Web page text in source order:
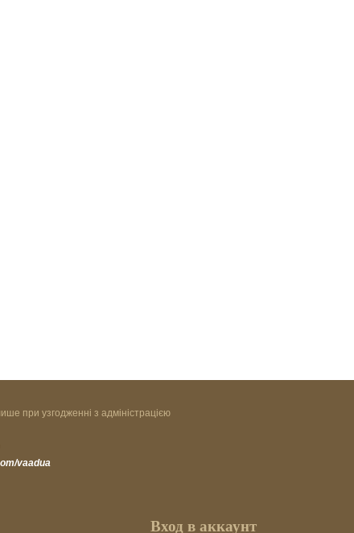
при узгодженні з адміністрацією
vaadua
Вход в аккаунт